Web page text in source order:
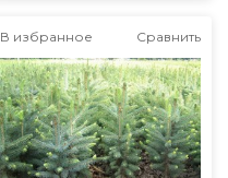
В избранное Сравнить